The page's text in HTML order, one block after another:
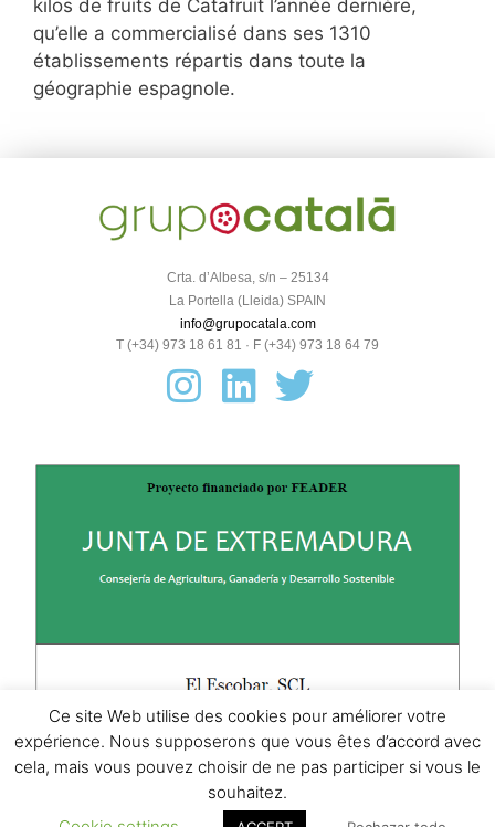
kilos de fruits de Catafruit l’année dernière,
qu’elle a commercialisé dans ses 1310
établissements répartis dans toute la
géographie espagnole.
Crta. d’Albesa, s/n – 25134
La Portella (Lleida) SPAIN
info@grupocatala.com
T (+34) 973 18 61 81 · F (+34) 973 18 64 79
Ce site Web utilise des cookies pour améliorer votre
expérience. Nous supposerons que vous êtes d’accord avec
cela, mais vous pouvez choisir de ne pas participer si vous le
souhaitez.